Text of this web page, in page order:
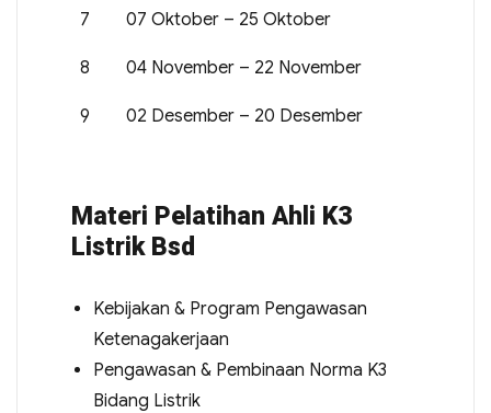
7 07 Oktober – 25 Oktober
8 04 November – 22 November
9 02 Desember – 20 Desember
Materi Pelatihan Ahli K3
Listrik Bsd
Kebijakan & Program Pengawasan
Ketenagakerjaan
Pengawasan & Pembinaan Norma K3
Bidang Listrik